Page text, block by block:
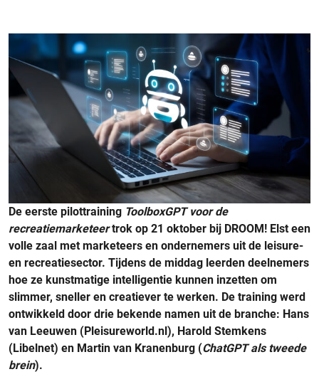
De eerste pilottraining ToolboxGPT voor de
recreatiemarketeertrok op 21 oktober bij DROOM! Elst een
volle zaal met marketeers en ondernemers uit de leisure-
en recreatiesector. Tijdens de middag leerden deelnemers
hoe ze kunstmatige intelligentie kunnen inzetten om
slimmer, sneller en creatiever te werken. De training werd
ontwikkeld door drie bekende namen uit de branche: Hans
van Leeuwen (Pleisureworld.nl), Harold Stemkens
(Libelnet) en Martin van Kranenburg (ChatGPT als tweede
brein).